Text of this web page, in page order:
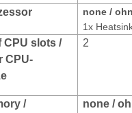
none /
1x
CPU slots /
CPU-
2
/
none /